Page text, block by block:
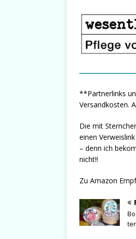
**Partnerlinks
Versandkosten.
Die mit
einen
– denn ich
nicht!!
Zu Amazon